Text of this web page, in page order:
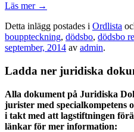
Läs mer →
Detta inlägg postades i Ordlista
bouppteckning, dödsbo, dödsbo
september, 2014 av admin.
Ladda ner juridiska
Alla dokument på Juridiska
jurister med specialkompetens
i takt med att lagstiftningen
länkar för mer information: